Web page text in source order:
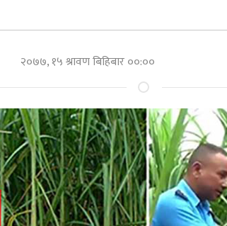
२०७७, १५ श्रावण बिहिबार ००:००